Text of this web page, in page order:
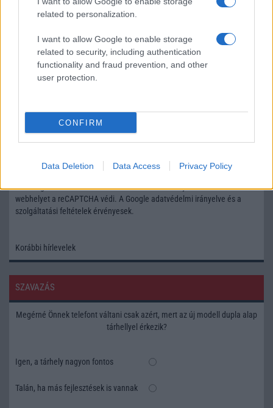
related to personalization.
I want to allow Google to enable storage
related to security, including authentication
functionality and fraud prevention, and other
user protection.
CONFIRM
Data Deletion Data Access Privacy Policy
Feliratkozás a Telefonguru ingyenes hírlevelére
Elfogadom azAdatvédelmi és Adatkezelési TájékoztatótEzt a
webhelyet a reCAPTCHA védi. A Google adatvédelmi irányelve és a
szolgáltatási feltételek érvényesek.
Korábbi hírlevelek
SZAVAZÁS
Megérné Önnek telefont váltani csak azért, mert az új modell dupla alap
tárhellyel érkezik?
Igen, a tárhely nagyon fontos
Talán, ha más fejlesztések is vannak